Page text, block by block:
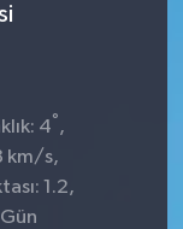
4° ,
km/s,
1.2,